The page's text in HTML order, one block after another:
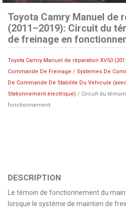
Toyota Camry Manuel de
(2011–2019): Circuit du
de freinage en
Toyota Camry Manuel de réparation XV50
Commande De Freinage / Systemes De
De Commande De Stabilite Du Vehicule
Stationnement électrique) / Circuit du
fonctionnement
DESCRIPTION
Le témoin de fonctionnement du
lorsque le système de maintien de